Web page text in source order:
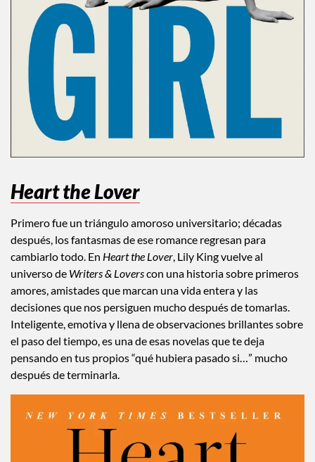
Heart the Lover
Primero fue un triángulo amoroso universitario; décadas
después, los fantasmas de ese romance regresan para
cambiarlo todo. En Heart the Lover, Lily King vuelve al
universo de Writers & Loverscon una historia sobre primeros
amores, amistades que marcan una vida entera y las
decisiones que nos persiguen mucho después de tomarlas.
Inteligente, emotiva y llena de observaciones brillantes sobre
el paso del tiempo, es una de esas novelas que te deja
pensando en tus propios “qué hubiera pasado si…” mucho
después de terminarla.